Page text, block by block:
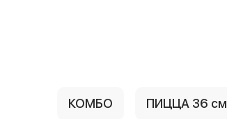
КОМБО ПИЦЦА 36 см